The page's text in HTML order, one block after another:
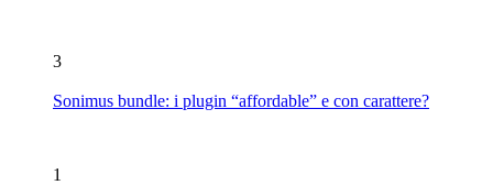
3
Sonimus bundle: i plugin “affordable” e con carattere?
1